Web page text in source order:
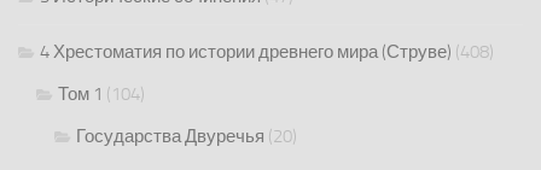
4 Хрестоматия по истории древнего мира (Струве) (408)
Том 1 (104)
Государства Двуречья (20)